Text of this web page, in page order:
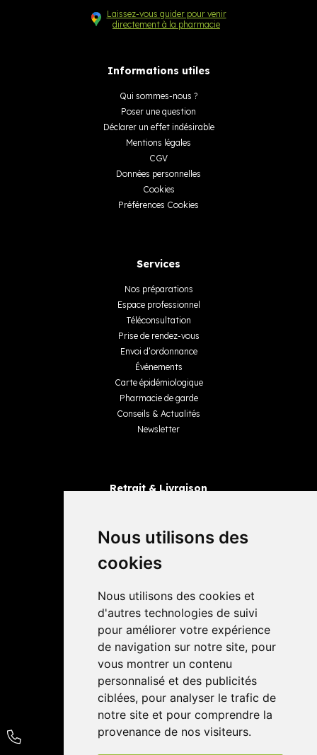
Nous utilisons des
cookies
Nous utilisons des cookies et
d'autres technologies de suivi
pour améliorer votre expérience
de navigation sur notre site, pour
vous montrer un contenu
personnalisé et des publicités
ciblées, pour analyser le trafic de
notre site et pour comprendre la
provenance de nos visiteurs.
Laissez-vous guider pour venir
directement à la pharmacie
Informations utiles
Qui sommes-nous ?
Poser une question
Déclarer un effet indésirable
Mentions légales
CGV
Données personnelles
Cookies
Préférences Cookies
Services
Nos préparations
Espace professionnel
Téléconsultation
Prise de rendez-vous
Envoi d’ordonnance
Événements
Carte épidémiologique
Pharmacie de garde
Conseils & Actualités
Newsletter
Retrait & Livraison
Livraisons
4,4 / 5 65 avis